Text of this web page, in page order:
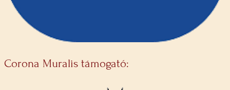
Corona Muralis támogató: